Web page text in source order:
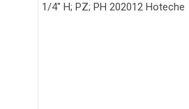
1/4" H; PZ; PH 202012 Hoteche